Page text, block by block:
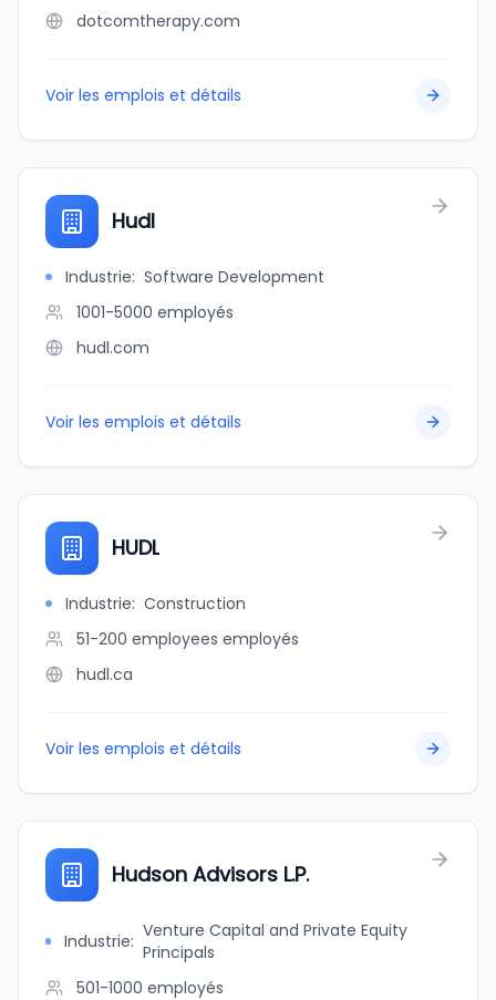
dotcomtherapy.com
Voir les emplois et détails
Hudl
Industrie: Software Development
1001-5000 employés
hudl.com
Voir les emplois et détails
HUDL
Industrie: Construction
51-200 employees employés
hudl.ca
Voir les emplois et détails
Hudson Advisors L.P.
Industrie: Venture Capital and Private Equity
Principals
501-1000 employés